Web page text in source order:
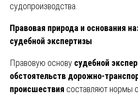
судопроизводства.
Правовая природа и основания
судебной экспертизы
Правовую основу судебной
обстоятельств дорожно-
происшествия составляют нормы